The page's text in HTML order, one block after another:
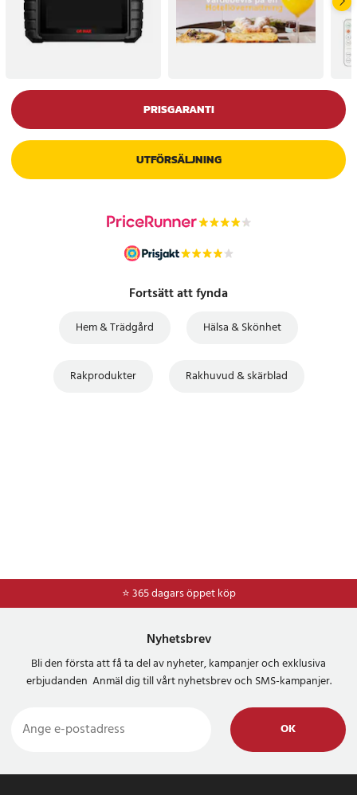
PRISGARANTI
UTFÖRSÄLJNING
Fortsätt att fynda
Hem & Trädgård Hälsa & Skönhet
Rakprodukter Rakhuvud & skärblad
⭐ 365 dagars öppet köp
⭐Frakt 49kr *
Nyhetsbrev
Bli den första att få ta del av nyheter, kampanjer och exklusiva
erbjudanden Anmäl dig till vårt nyhetsbrev och SMS-kampanjer.
OK